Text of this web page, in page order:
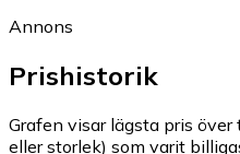
Annons
Prishistorik
Grafen visar lägsta pris
eller storlek) som varit